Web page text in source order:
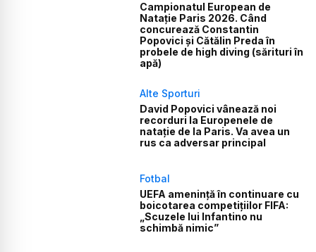
Campionatul European de
Natație Paris 2026. Când
concurează Constantin
Popovici și Cătălin Preda în
probele de high diving (sărituri în
apă)
Alte Sporturi
David Popovici vânează noi
recorduri la Europenele de
natație de la Paris. Va avea un
rus ca adversar principal
Fotbal
UEFA amenință în continuare cu
boicotarea competițiilor FIFA:
„Scuzele lui Infantino nu
schimbă nimic”